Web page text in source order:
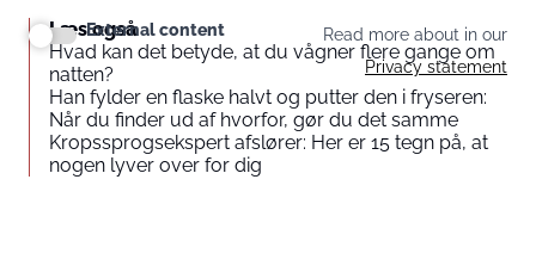
External content
Read more about in our
Privacy statement
Læs også
Hvad kan det betyde, at du vågner flere gange om
natten?
Han fylder en flaske halvt og putter den i fryseren:
Når du finder ud af hvorfor, gør du det samme
Kropssprogsekspert afslører: Her er 15 tegn på, at
nogen lyver over for dig